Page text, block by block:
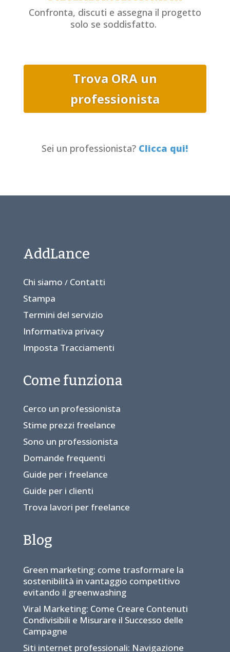
Confronta, discuti e assegna il progetto
solo se soddisfatto.
Trova ORA un
professionista
Sei un professionista? Clicca qui!
AddLance
Chi siamo / Contatti
Stampa
Termini del servizio
Informativa privacy
Imposta Tracciamenti
Come funziona
Cerco un professionista
Stime prezzi freelance
Sono un professionista
Domande frequenti
Guide per i freelance
Guide per i clienti
Trova lavori per freelance
Blog
Green marketing: come trasformare la
sostenibilità in vantaggio competitivo
evitando il greenwashing
Viral Marketing: Come Creare Contenuti
Condivisibili e Misurare il Successo delle
Campagne
Siti internet professionali: Navigazione